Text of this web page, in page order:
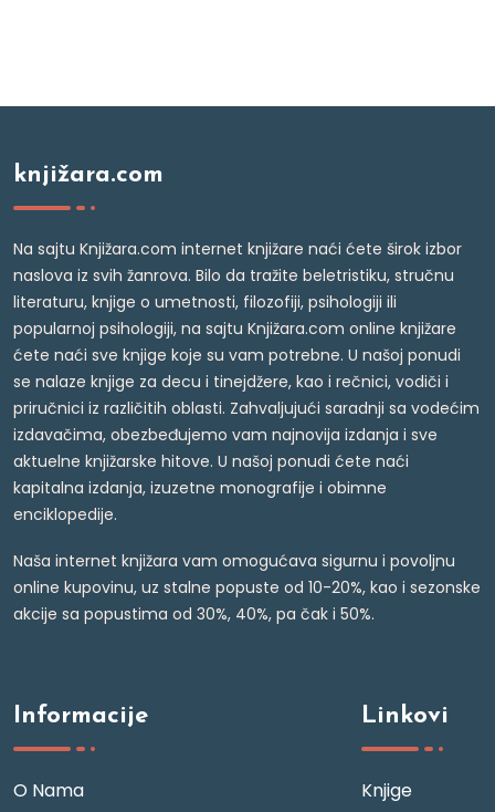
knjižara.com
Na sajtu Knjižara.com internet knjižare naći ćete širok izbor
naslova iz svih žanrova. Bilo da tražite beletristiku, stručnu
literaturu, knjige o umetnosti, filozofiji, psihologiji ili
popularnoj psihologiji, na sajtu Knjižara.com online knjižare
ćete naći sve knjige koje su vam potrebne. U našoj ponudi
se nalaze knjige za decu i tinejdžere, kao i rečnici, vodiči i
priručnici iz različitih oblasti. Zahvaljujući saradnji sa vodećim
izdavačima, obezbeđujemo vam najnovija izdanja i sve
aktuelne knjižarske hitove. U našoj ponudi ćete naći
kapitalna izdanja, izuzetne monografije i obimne
enciklopedije.
Naša internet knjižara vam omogućava sigurnu i povoljnu
online kupovinu, uz stalne popuste od 10-20%, kao i sezonske
akcije sa popustima od 30%, 40%, pa čak i 50%.
Informacije
O Nama
Linkovi
Knjige